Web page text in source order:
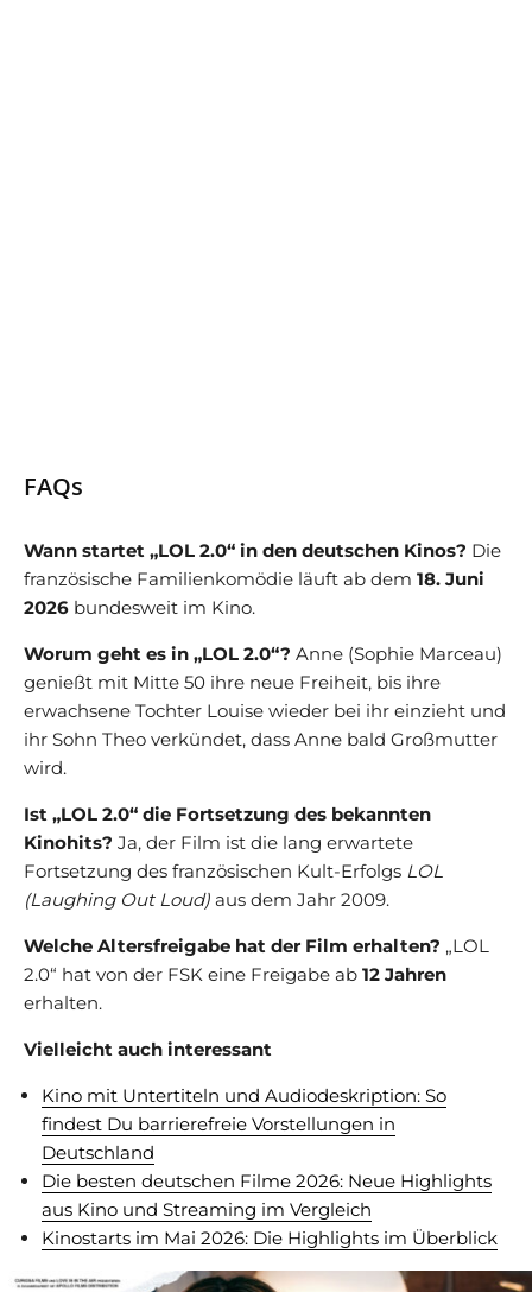
FAQs
Wann startet „LOL 2.0“ in den deutschen Kinos? Die
französische Familienkomödie läuft ab dem 18. Juni
2026 bundesweit im Kino.
Worum geht es in „LOL 2.0“? Anne (Sophie Marceau)
genießt mit Mitte 50 ihre neue Freiheit, bis ihre
erwachsene Tochter Louise wieder bei ihr einzieht und
ihr Sohn Theo verkündet, dass Anne bald Großmutter
wird.
Ist „LOL 2.0“ die Fortsetzung des bekannten
Kinohits? Ja, der Film ist die lang erwartete
Fortsetzung des französischen Kult-Erfolgs LOL
(Laughing Out Loud) aus dem Jahr 2009.
Welche Altersfreigabe hat der Film erhalten? „LOL
2.0“ hat von der FSK eine Freigabe ab 12 Jahren
erhalten.
Vielleicht auch interessant
Kino mit Untertiteln und Audiodeskription: So
findest Du barrierefreie Vorstellungen in
Deutschland
Die besten deutschen Filme 2026: Neue Highlights
aus Kino und Streaming im Vergleich
Kinostarts im Mai 2026: Die Highlights im Überblick